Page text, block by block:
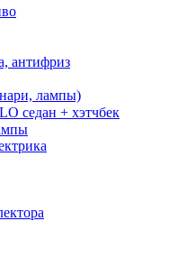
антифриз
лампы)
седан + хэтчбек